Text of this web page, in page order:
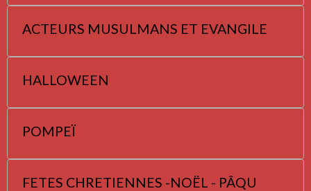
ACTEURS MUSULMANS ET EVANGILE
HALLOWEEN
POMPEÏ
FETES CHRETIENNES -NOËL - PÂQU